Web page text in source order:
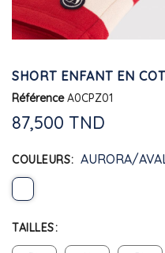
SHORT ENFANT EN
Référence A0CPZ01
87,500 TND
COULEURS AURORA/
TAILLES